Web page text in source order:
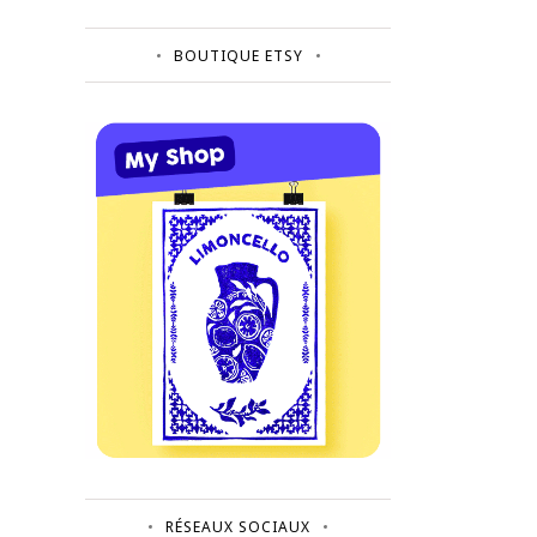
BOUTIQUE ETSY
RÉSEAUX SOCIAUX